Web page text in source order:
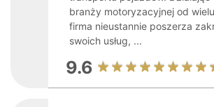
branży motoryzacyjnej od
firma nieustannie poszerza
swoich usług, ...
9.6